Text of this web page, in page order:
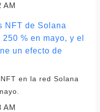
AM
NFT de Solana
% en mayo, y el
un efecto de
en la red Solana
AM